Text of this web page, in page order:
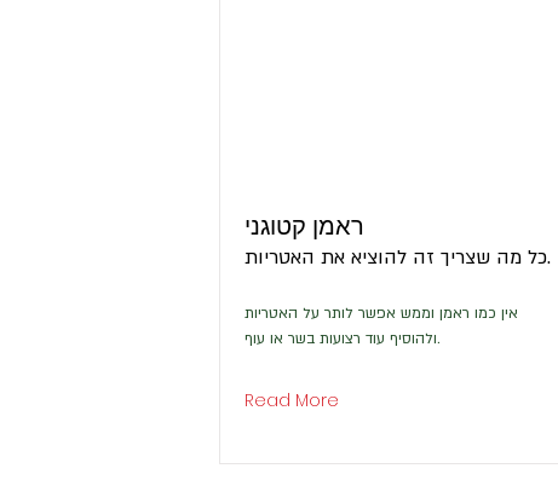
ראמן קטוגני
כל מה שצריך זה להוציא את האטריות.
אין כמו ראמן וממש אפשר לותר על האטריות
ולהוסיף עוד רצועות בשר או עוף.
Read More